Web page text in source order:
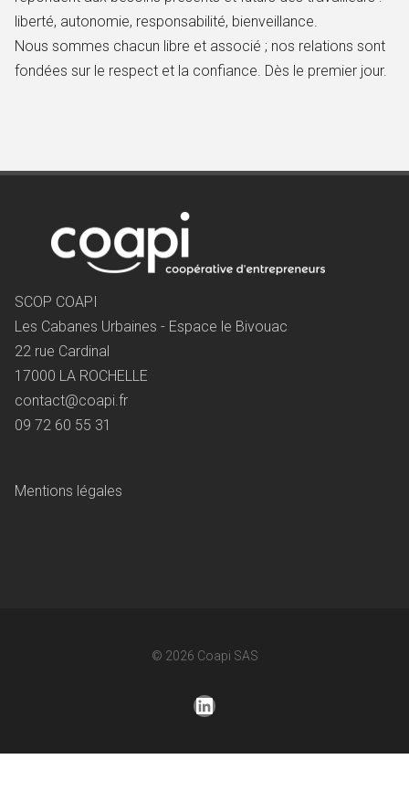
liberté, autonomie, responsabilité, bienveillance.
Nous sommes chacun libre et associé ; nos relations sont
fondées sur le respect et la confiance. Dès le premier jour.
SCOP COAPI
Les Cabanes Urbaines - Espace le Bivouac
22 rue Cardinal
17000 LA ROCHELLE
contact@coapi.fr
09 72 60 55 31
Mentions légales
© 2026 Coapi SAS
LinkedIn